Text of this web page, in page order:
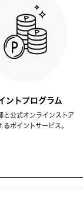
ントプログラム
と公式オンラインストア
るポイントサービス。